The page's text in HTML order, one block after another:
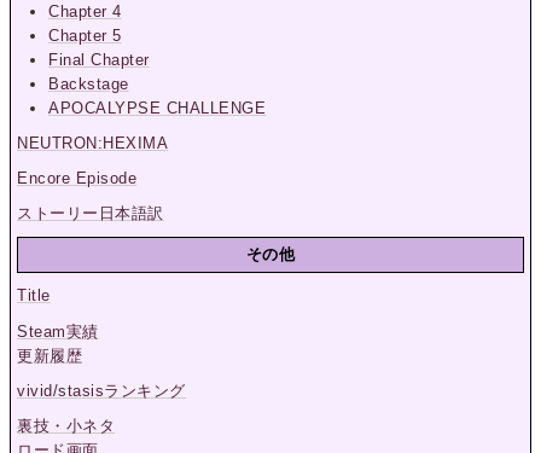
Chapter 4
Chapter 5
Final Chapter
Backstage
APOCALYPSE CHALLENGE
NEUTRON:HEXIMA
Encore Episode
ストーリー日本語訳
その他
Title
Steam実績
更新履歴
vivid/stasisランキング
裏技・小ネタ